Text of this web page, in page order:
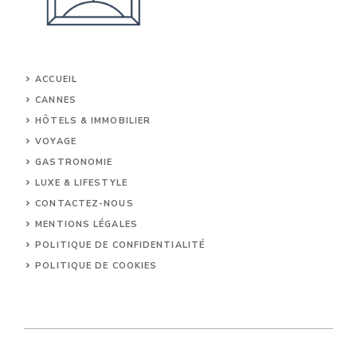
ACCUEIL
CANNES
HÔTELS & IMMOBILIER
VOYAGE
GASTRONOMIE
LUXE & LIFESTYLE
CONTACTEZ-NOUS
MENTIONS LÉGALES
POLITIQUE DE CONFIDENTIALITÉ
POLITIQUE DE COOKIES